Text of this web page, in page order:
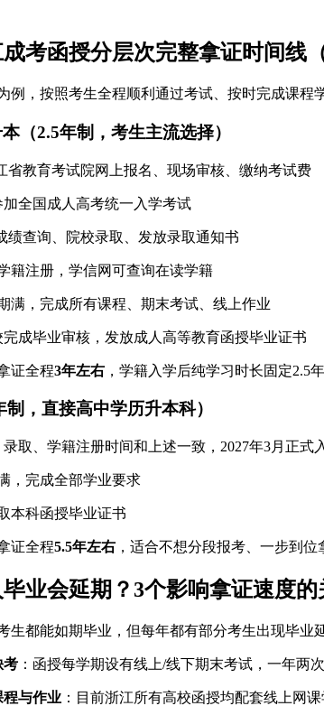
考函授分层次完整拿证时间线
例，按照考生全程顺利通过考试、按时完成课
（2.5年制，考生主流选择）
省教育考试院网上报名、现场审核、缴纳考试费
加全国成人高考统一入学考试
绩查询、院校录取、发放录取通知书
籍注册，学信网可查询在读学籍
满，完成所有课程、期末考试、线上作业
完成毕业审核，发放成人高等教育函授毕业证书
证全程3年左右 ，学籍入学后纯学习时长固定2.5年
，直接高中学历升本科）
取、学籍注册时间和上述一致，2027年3月正式
，完成全部学业要求
本科函授毕业证书
证全程5.5年左右 ，适合不想分段报考、一步到位
业会延期？3个影响拿证速度的
生都能如期毕业，但每年都有部分考生出现毕
考 ：函授每学期设有线上/线下期末考试，一年两
程与作业 ：目前浙江所有高校函授均配套线上网